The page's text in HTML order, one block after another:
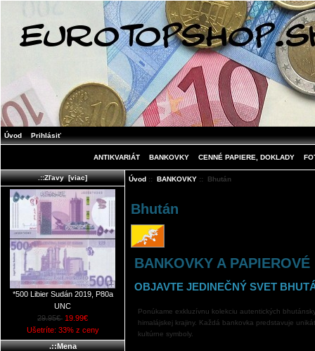
Úvod Prihlásiť
ANTIKVARIÁT BANKOVKY CENNÉ PAPIERE, DOKLADY
.::Zľavy [viac]
*500 Libier Sudán 2019, P80a
UNC
29.95€ 19.99€
Ušetríte: 33% z ceny
.::Mena
Úvod:: BANKOVKY:: Bhután
Bhután
BANKOVKY A
OBJAVTE JEDINEČNÝ SVET
Ponúkame exkluzívnu kolekciu autentických
himalájskej krajiny. Každá bankovka predstavuje
kultúrne symboly.